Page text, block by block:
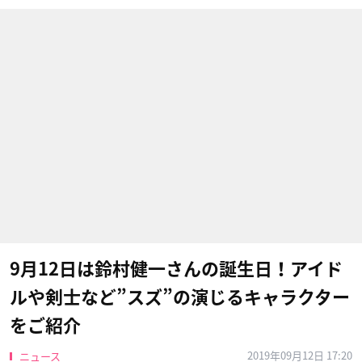
9月12日は鈴村健一さんの誕生日！アイド
ルや剣士など”スズ”の演じるキャラクター
をご紹介
ニュース 2019年09月12日 17:20